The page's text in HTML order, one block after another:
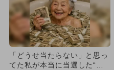
「どうせ当たらない」と思っ
てた私が本当に当選した“買